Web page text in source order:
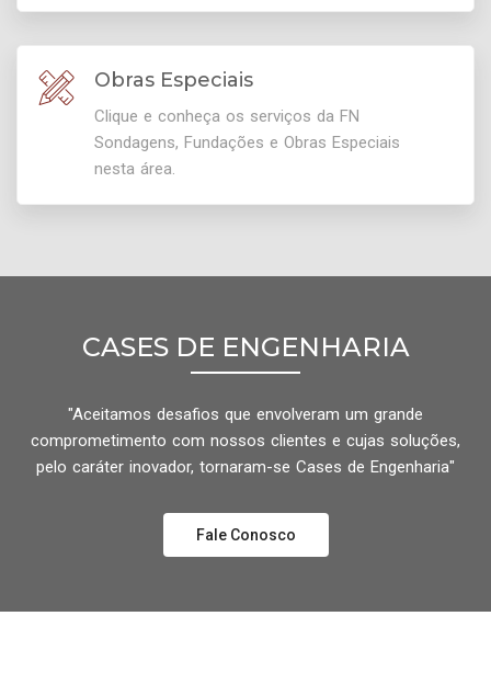
Obras Especiais
Clique e conheça os serviços da FN
Sondagens, Fundações e Obras Especiais
nesta área.
CASES DE ENGENHARIA
"Aceitamos desafios que envolveram um grande
comprometimento com nossos clientes e cujas soluções,
pelo caráter inovador, tornaram-se Cases de Engenharia"
Fale Conosco